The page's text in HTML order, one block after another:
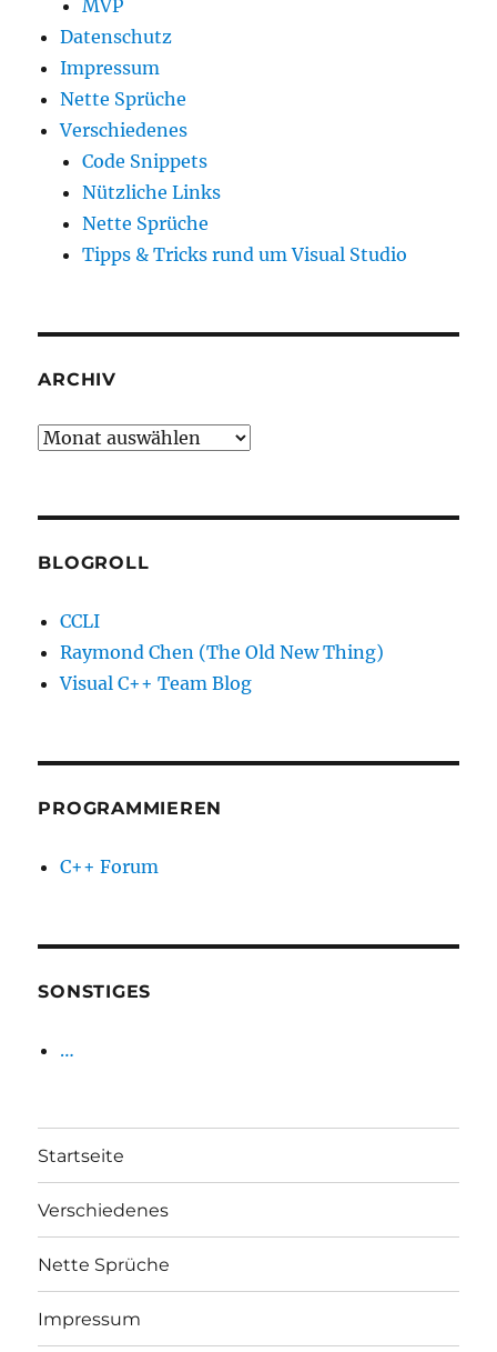
MVP
Datenschutz
Impressum
Nette Sprüche
Verschiedenes
Code Snippets
Nützliche Links
Nette Sprüche
Tipps & Tricks rund um Visual Studio
ARCHIV
Archiv
BLOGROLL
CCLI
Raymond Chen (The Old New Thing)
Visual C++ Team Blog
PROGRAMMIEREN
C++ Forum
SONSTIGES
…
Startseite
Verschiedenes
Nette Sprüche
Impressum